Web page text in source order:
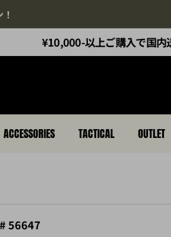
¥10,000-以上ご購入で国内
ACCESSORIES TACTICAL OUTLET
56647